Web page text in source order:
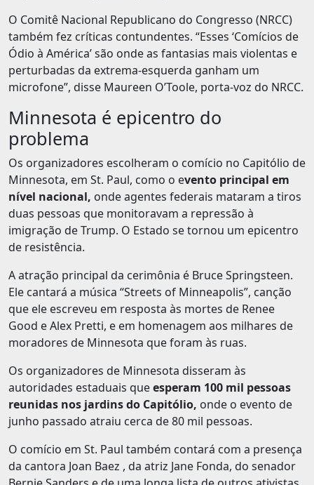
O Comitê Nacional Republicano do Congresso (NRCC)
também fez críticas contundentes. “Esses ‘Comícios de
Ódio à América’ são onde as fantasias mais violentas e
perturbadas da extrema-esquerda ganham um
microfone”, disse Maureen O’Toole, porta-voz do NRCC.
Minnesota é epicentro do
problema
Os organizadores escolheram o comício no Capitólio de
Minnesota, em St. Paul, como o evento principal em
nível nacional, onde agentes federais mataram a tiros
duas pessoas que monitoravam a repressão à
imigração de Trump. O Estado se tornou um epicentro
de resistência.
A atração principal da cerimônia é Bruce Springsteen.
Ele cantará a música “Streets of Minneapolis”, canção
que ele escreveu em resposta às mortes de Renee
Good e Alex Pretti, e em homenagem aos milhares de
moradores de Minnesota que foram às ruas.
Os organizadores de Minnesota disseram às
autoridades estaduais queesperam 100 mil pessoas
reunidas nos jardins do Capitólio, onde o evento de
junho passado atraiu cerca de 80 mil pessoas.
O comício em St. Paul também contará com a presença
da cantora Joan Baez , da atriz Jane Fonda, do senador